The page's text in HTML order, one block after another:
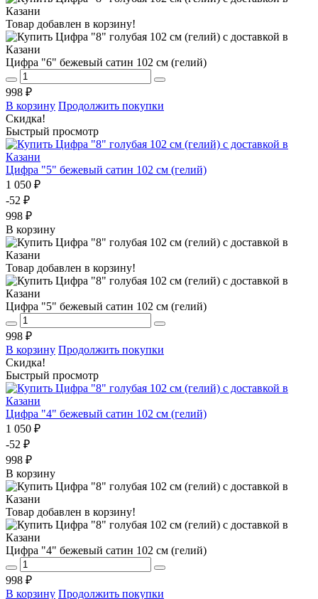
Товар добавлен в корзину!
Цифра "6" бежевый сатин 102 см (гелий)
998 ₽
В корзину Продолжить покупки
Скидка!
Быстрый просмотр
Цифра "5" бежевый сатин 102 см (гелий)
1 050 ₽
-52 ₽
998 ₽
В корзину
Товар добавлен в корзину!
Цифра "5" бежевый сатин 102 см (гелий)
998 ₽
В корзину Продолжить покупки
Скидка!
Быстрый просмотр
Цифра "4" бежевый сатин 102 см (гелий)
1 050 ₽
-52 ₽
998 ₽
В корзину
Товар добавлен в корзину!
Цифра "4" бежевый сатин 102 см (гелий)
998 ₽
В корзину Продолжить покупки